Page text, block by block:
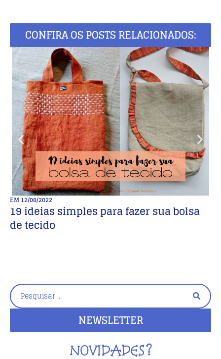
CONFIRA OS POSTS RELACIONADOS:
EM12/08/2022
19 ideias simples para fazer sua bolsa
de tecido
NEWSLETTER
NOVIDADES?